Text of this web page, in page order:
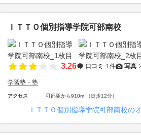
ＩＴＴＯ個別指導学院可部南校
3.26 口コミ 1件 写真
学習塾・塾
アクセス 可部駅から910m （徒歩12分）
ＩＴＴＯ個別指導学院可部南校の